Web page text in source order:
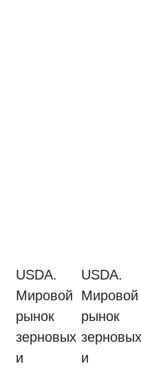
USDA.
Мировой
рынок
зерновых
и
USDA.
Мировой
рынок
зерновых
и